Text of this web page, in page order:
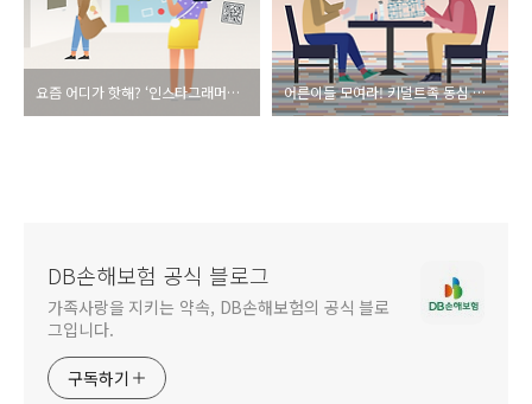
요즘 어디가 핫해? ‘인스타그래머블’한 5월전시회 가보자! 어른이들 모여라! 키덜트족 동심 충전에 딱 좋은 이색 공간
DB손해보험 공식 블로그
가족사랑을 지키는 약속, DB손해보험의 공식 블로
그입니다.
구독하기